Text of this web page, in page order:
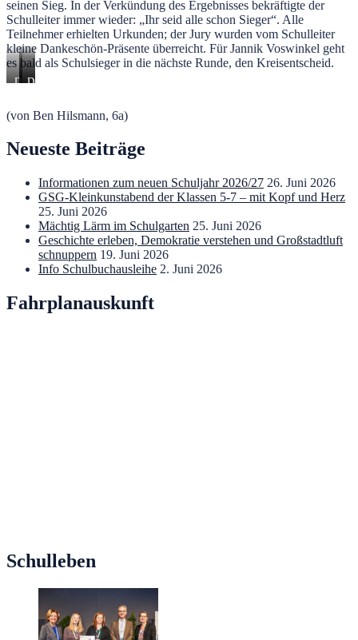
seinen Sieg. In der Verkündung des Ergebnisses bekräftigte der
Schulleiter immer wieder: „Ihr seid alle schon Sieger“. Alle
Teilnehmer erhielten Urkunden; der Jury wurden vom Schulleiter
kleine Dankeschön-Präsente überreicht. Für Jannik Voswinkel geht
es bald als Schulsieger in die nächste Runde, den Kreisentscheid.
Die
Vorlesewettbewerbs
Der
unserem
Die
sind
Videokonferenz
Iserv
dabei.
(von Ben Hilsmann, 6a)
Neueste Beiträge
Informationen zum neuen Schuljahr 2026/27 26. Juni 2026
GSG-Kleinkunstabend der Klassen 5-7 – mit Kopf und Herz
25. Juni 2026
Mächtig Lärm im Schulgarten 25. Juni 2026
Geschichte erleben, Demokratie verstehen und Großstadtluft
schnuppern 19. Juni 2026
Info Schulbuchausleihe 2. Juni 2026
Fahrplanauskunft
Schulleben